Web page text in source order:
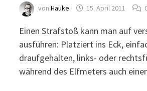
vonHauke 15. April 2011
Einen Strafstoß kann man auf
ausführen: Platziert ins Eck,
draufgehalten, links- oder
während des Elfmeters auch